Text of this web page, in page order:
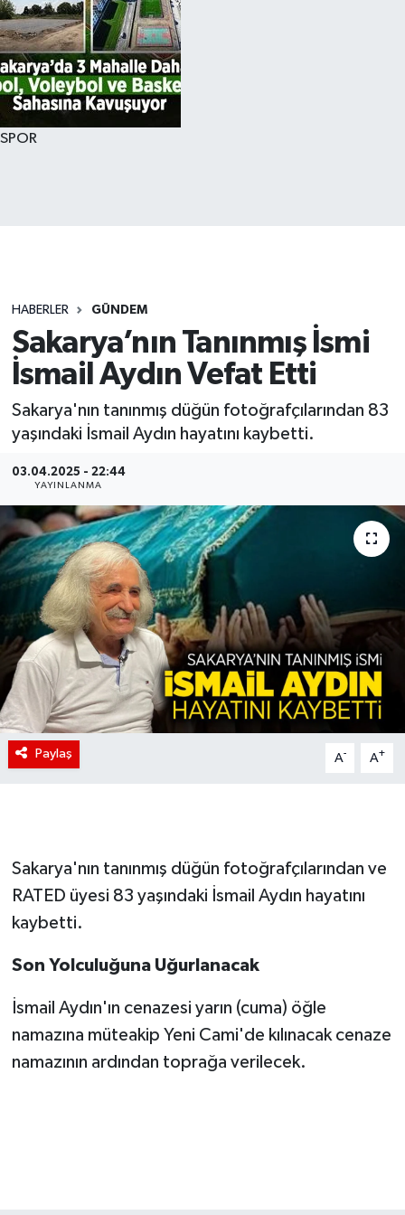
SPOR
HABERLER GÜNDEM
Sakarya’nın Tanınmış İsmi
İsmail Aydın Vefat Etti
Sakarya'nın tanınmış düğün fotoğrafçılarından 83
yaşındaki İsmail Aydın hayatını kaybetti.
03.04.2025 - 22:44
YAYINLANMA
Paylaş A- A+
Sakarya'nın tanınmış düğün fotoğrafçılarından ve
RATED üyesi 83 yaşındaki İsmail Aydın hayatını
kaybetti.
Son Yolculuğuna Uğurlanacak
İsmail Aydın'ın cenazesi yarın (cuma) öğle
namazına müteakip Yeni Cami'de kılınacak cenaze
namazının ardından toprağa verilecek.